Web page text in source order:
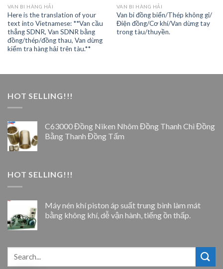
VAN BI HÀNG HẢI
Here is the translation of your
text into Vietnamese: **Van cầu
thẳng SDNR, Van SDNR bằng
đồng/thép/đồng thau, Van dừng
kiểm tra hàng hải trên tàu.**
VAN BI HÀNG HẢI
Van bi đồng biển/Thép không gỉ/
Điện đồng/Cơ khí/Van dừng tay
trong tàu/thuyền.
HOT SELLING!!!
C63000 Đồng Niken Nhôm Đồng Thanh Chì Đồng
Bằng Thanh Đồng Tấm
HOT SELLING!!!
Máy nén khí piston áp suất trung bình làm mát
bằng không khí, dễ vận hành, tiếng ồn thấp.